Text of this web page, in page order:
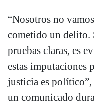
“Nosotros no
cometido un delito.
pruebas claras, es
estas imputaciones
justicia es político”,
un comunicado